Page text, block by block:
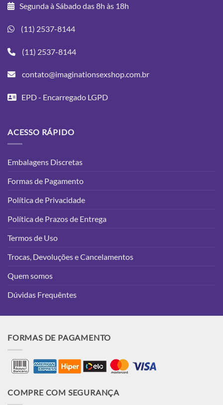
Segunda à Sábado das 8h às 18h
(11) 2537-8144
(11) 2537-8144
contato@imaginationsexshop.com.br
EPD - Encarregado LGPD
ACESSO RÁPIDO
Embalagens Discretas
Formas de Pagamento
Política de Privacidade
Política de Prazos de Entrega
Termos de Uso
Trocas, Devoluções e Cancelamentos
Quem somos
Dúvidas Frequêntes
FORMAS DE PAGAMENTO
COMPRE COM SEGURANÇA